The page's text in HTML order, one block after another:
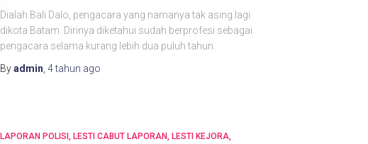
Dialah Bali Dalo, pengacara yang namanya tak asing lagi
dikota Batam. Dirinya diketahui sudah berprofesi sebagai
pengacara selama kurang lebih dua puluh tahun.
Byadmin 4 tahun ago
LAPORAN POLISI LESTI CABUT LAPORAN
LESTI KEJORA